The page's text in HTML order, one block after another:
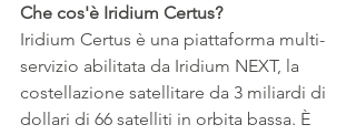
Che cos'è Iridium Certus?
Iridium Certus è una piattaforma multi-
servizio abilitata da Iridium NEXT, la
costellazione satellitare da 3 miliardi di
dollari di 66 satelliti in orbita bassa. È